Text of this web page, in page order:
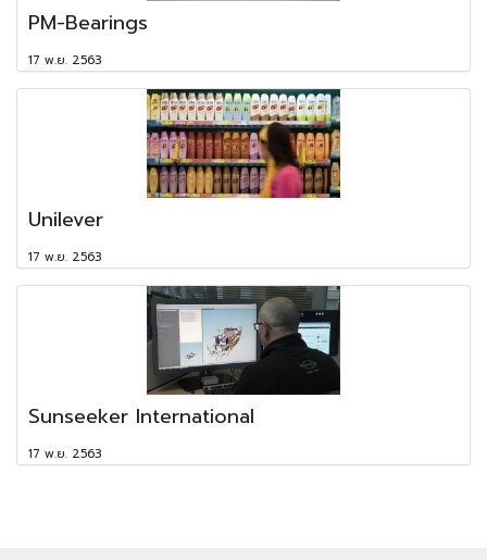
PM-Bearings
17 พ.ย. 2563
Unilever
17 พ.ย. 2563
Sunseeker International
17 พ.ย. 2563